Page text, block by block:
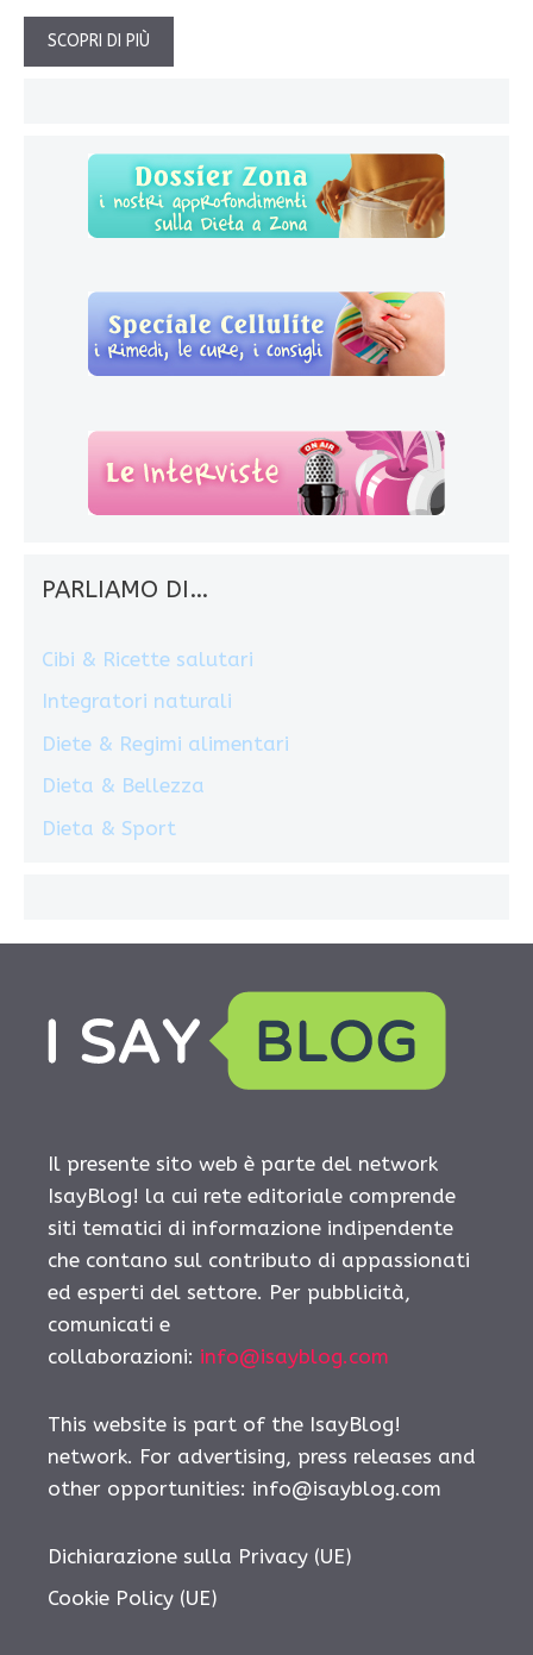
SCOPRI DI PIÙ
PARLIAMO DI…
Cibi & Ricette salutari
Integratori naturali
Diete & Regimi alimentari
Dieta & Bellezza
Dieta & Sport
Il presente sito web è parte del network
IsayBlog! la cui rete editoriale comprende
siti tematici di informazione indipendente
che contano sul contributo di appassionati
ed esperti del settore. Per pubblicità,
comunicati e
collaborazioni: info@isayblog.com
This website is part of the IsayBlog!
network. For advertising, press releases and
other opportunities: info@isayblog.com
Dichiarazione sulla Privacy (UE)
Cookie Policy (UE)